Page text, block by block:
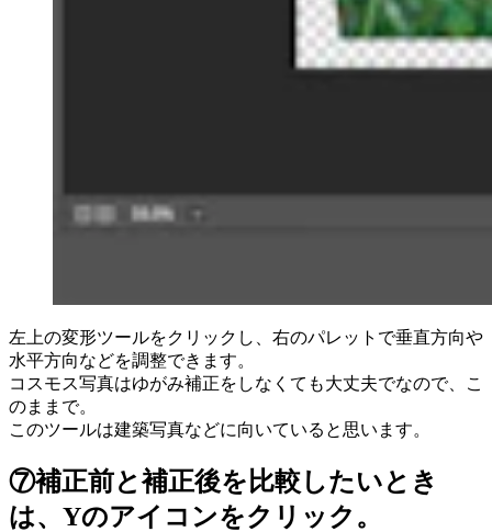
左上の変形ツールをクリックし、右のパレットで垂直方向や
水平方向などを調整できます。
コスモス写真はゆがみ補正をしなくても大丈夫でなので、こ
のままで。
このツールは建築写真などに向いていると思います。
⑦補正前と補正後を比較したいとき
は、Yのアイコンをクリック。